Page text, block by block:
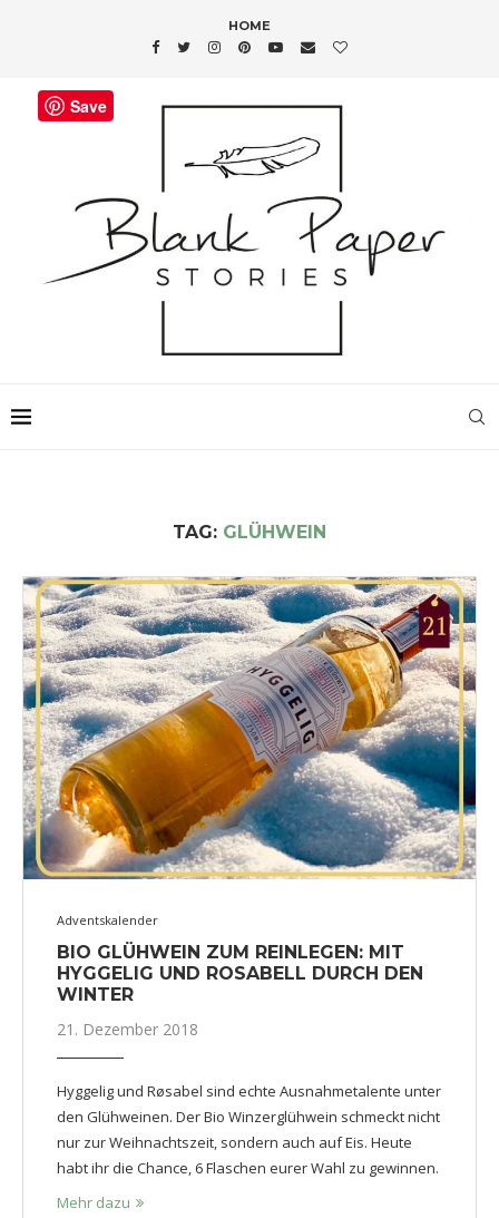
HOME
TAG: GLÜHWEIN
Adventskalender
BIO GLÜHWEIN ZUM REINLEGEN: MIT
HYGGELIG UND ROSABELL DURCH DEN
WINTER
21. Dezember 2018
Hyggelig und Røsabel sind echte Ausnahmetalente unter
den Glühweinen. Der Bio Winzerglühwein schmeckt nicht
nur zur Weihnachtszeit, sondern auch auf Eis. Heute
habt ihr die Chance, 6 Flaschen eurer Wahl zu gewinnen.
Mehr dazu
Save